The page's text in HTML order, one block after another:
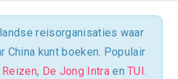
reisorganisaties waar
China kunt boeken. Populair
Reizen, De Jong IntraenTUI.